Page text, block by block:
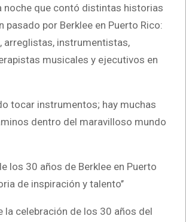
noche que contó distintas historias
pasado por Berklee en Puerto Rico:
arreglistas, instrumentistas,
musicales y ejecutivos en
tocar instrumentos; hay muchas
dentro del maravilloso mundo
los 30 años de Berklee en Puerto
de inspiración y talento’’
la celebración de los 30 años del